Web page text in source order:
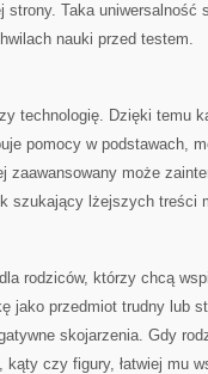
Taka uniwersalność
nauki przed testem.
technologię. Dzięki temu
pomocy w podstawach,
zaawansowany może
szukający lżejszych treści
rodziców, którzy chcą
jako przedmiot trudny lub
skojarzenia. Gdy
czy figury, łatwiej mu